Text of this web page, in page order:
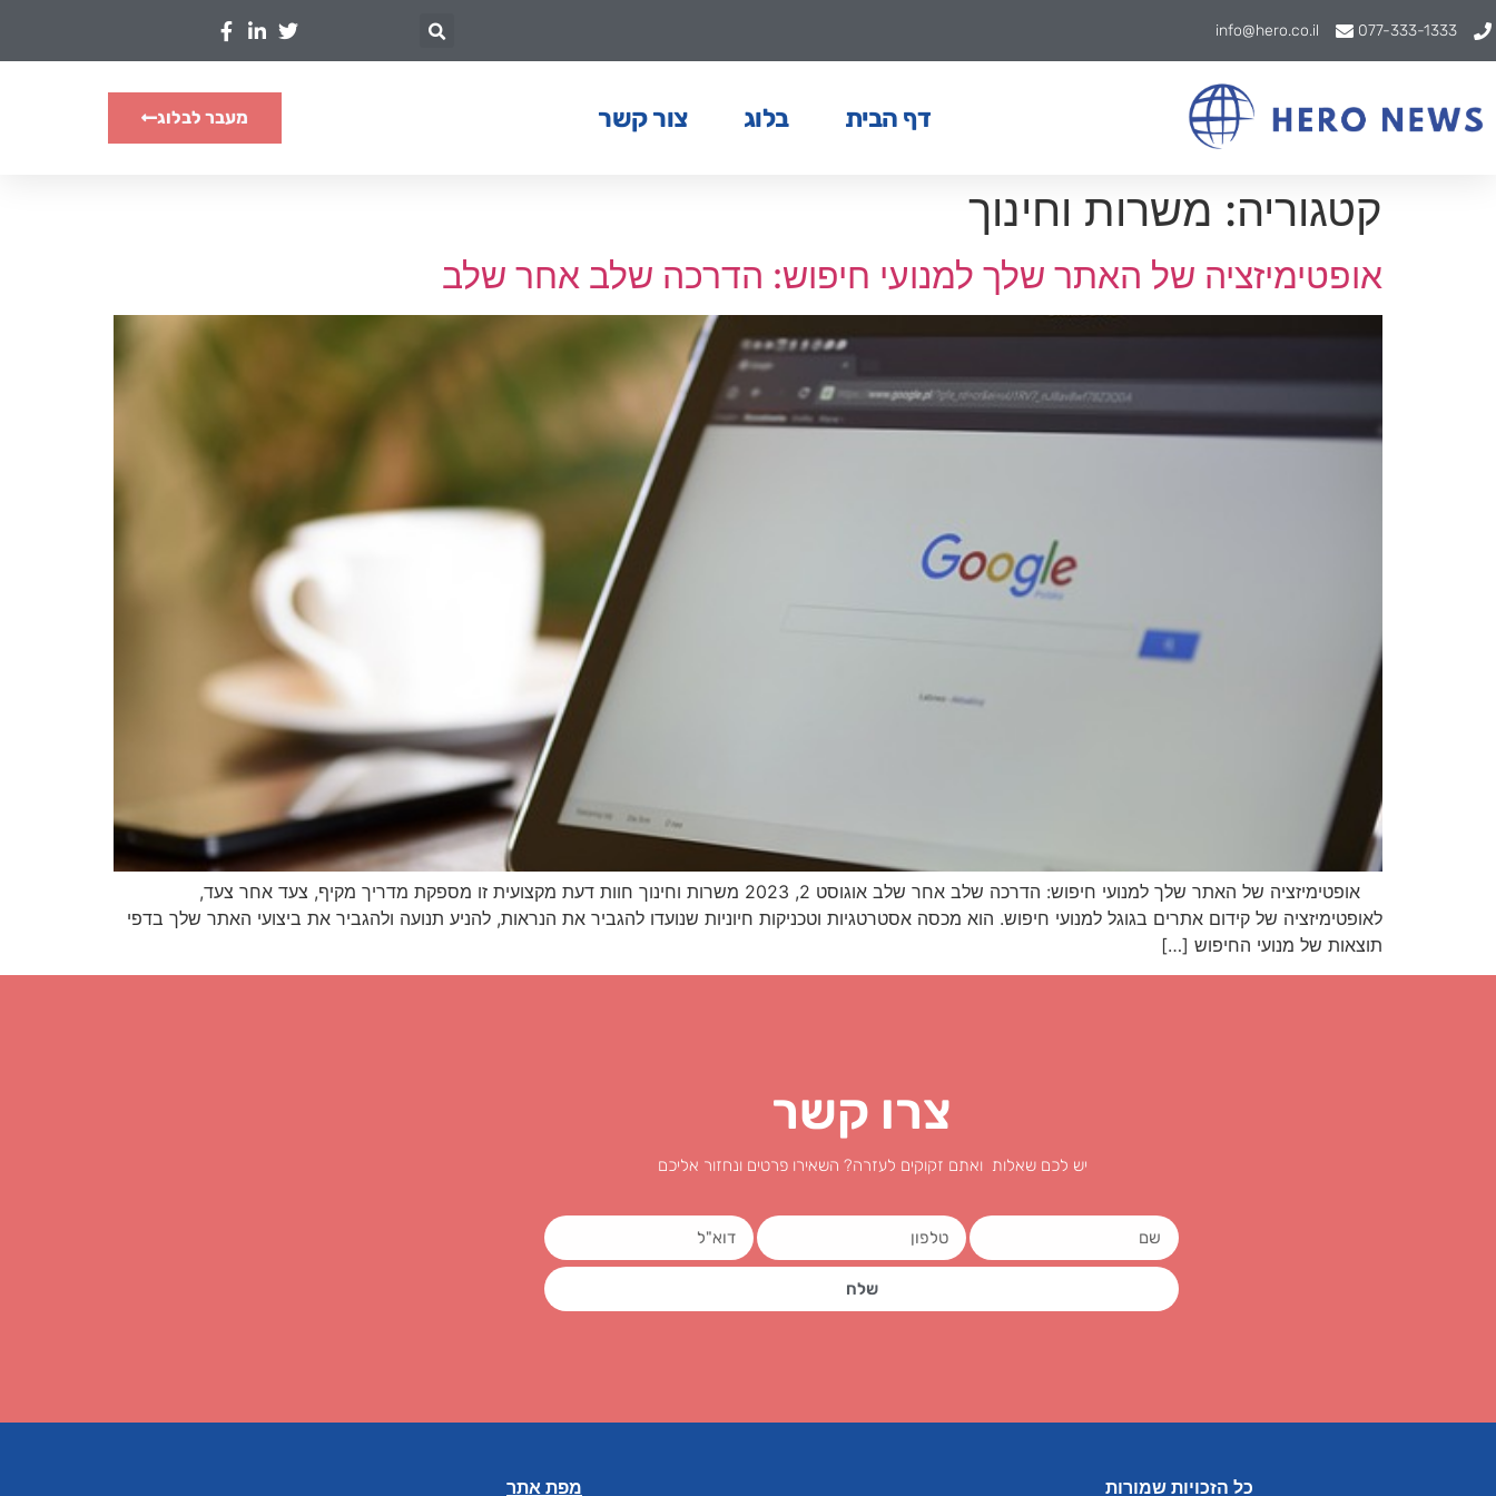
077-333-1333
info@hero.co.il
דף הבית בלוג צור קשר מעבר לבלוג
קטגוריה: משרות וחינוך
אופטימיזציה של האתר שלך למנועי חיפוש: הדרכה שלב אחר שלב
אופטימיזציה של האתר שלך למנועי חיפוש: הדרכה שלב אחר שלב אוגוסט 2, 2023 משרות וחינוך חוות דעת מקצועית זו מספקת מדריך מקיף, צעד אחר צעד,
לאופטימיזציה של קידום אתרים בגוגל למנועי חיפוש. הוא מכסה אסטרטגיות וטכניקות חיוניות שנועדו להגביר את הנראות, להניע תנועה ולהגביר את ביצועי האתר שלך בדפי
תוצאות של מנועי החיפוש […]
צרו קשר
יש לכם שאלות ואתם זקוקים לעזרה? השאירו פרטים ונחזור אליכם
שלח
כל הזכויות שמורות מפת אתר